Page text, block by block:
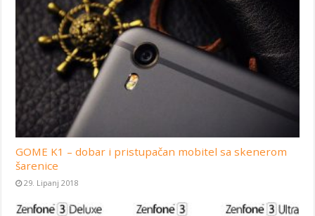
GOME K1 – dobar i pristupačan mobitel sa skenerom
šarenice
29. Lipanj 2018